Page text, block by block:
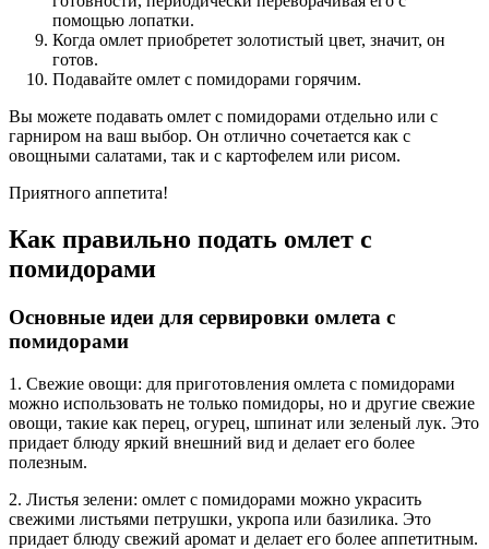
помощью лопатки.
Когда омлет приобретет золотистый цвет, значит, он
готов.
Подавайте омлет с помидорами горячим.
Вы можете подавать омлет с помидорами отдельно или с
гарниром на ваш выбор. Он отлично сочетается как с
овощными салатами, так и с картофелем или рисом.
Приятного аппетита!
Как правильно подать омлет с
помидорами
Основные идеи для сервировки омлета с
помидорами
1. Свежие овощи: для приготовления омлета с помидорами
можно использовать не только помидоры, но и другие свежие
овощи, такие как перец, огурец, шпинат или зеленый лук. Это
придает блюду яркий внешний вид и делает его более
полезным.
2. Листья зелени: омлет с помидорами можно украсить
свежими листьями петрушки, укропа или базилика. Это
придает блюду свежий аромат и делает его более аппетитным.